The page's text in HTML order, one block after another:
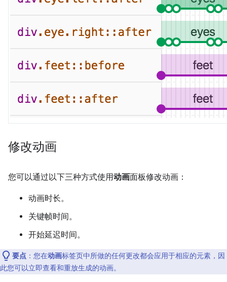
修改动画
您可以通过以下三种方式使用动画面板修改动画：
动画时长。
关键帧时间。
开始延迟时间。
要点 ：您在动画标签页中所做的任何更改都会应用于相应的元素，因
此您可以立即查看和重放生成的动画。